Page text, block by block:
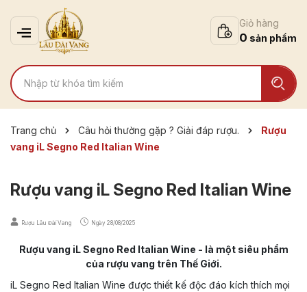
Giỏ hàng
0
Trang chủ Câu hỏi thường gặp ? Giải đáp rượu.
Rượu
vang iL Segno Red Italian Wine
Rượu vang iL Segno Red Italian Wine
Rượu Lâu Đài Vang Ngày 28/08/2025
Rượu vang iL Segno Red Italian Wine - là một siêu phẩm
của rượu vang trên Thế Giới.
iL Segno Red Italian Wine được thiết kế độc đáo kích thích mọi